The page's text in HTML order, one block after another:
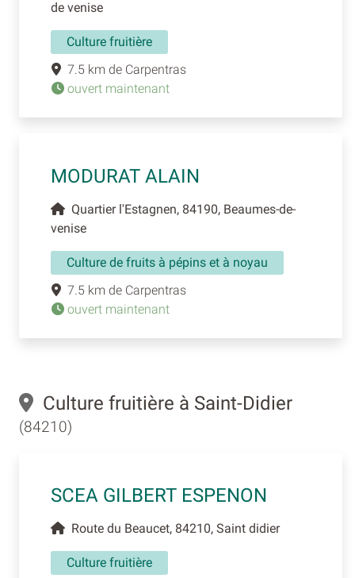
de venise
Culture fruitière
7.5 km de Carpentras
ouvert maintenant
MODURAT ALAIN
Quartier l'Estagnen, 84190, Beaumes-de-
venise
Culture de fruits à pépins et à noyau
7.5 km de Carpentras
ouvert maintenant
Culture fruitière à Saint-Didier
(84210)
SCEA GILBERT ESPENON
Route du Beaucet, 84210, Saint didier
Culture fruitière